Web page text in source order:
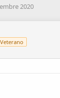
2020
Veterano